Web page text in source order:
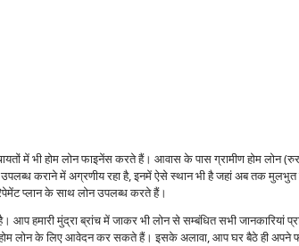
में भी होम लोन फाइनेंस करते हैं। आवास के पास ग्रामीण होम
कराने में अग्रणीय रहा है, इनमें ऐसे स्थान भी है जहां अब तक मुलभुत
प्लान के साथ लोन उपलब्ध करते हैं।
हमारी मुंद्रा ब्रांच में जाकर भी लोन से सम्बंधित सभी जानकारियां
होम लोन के लिए आवेदन कर सकते हैं। इसके अलावा, आप घर बैठे ही